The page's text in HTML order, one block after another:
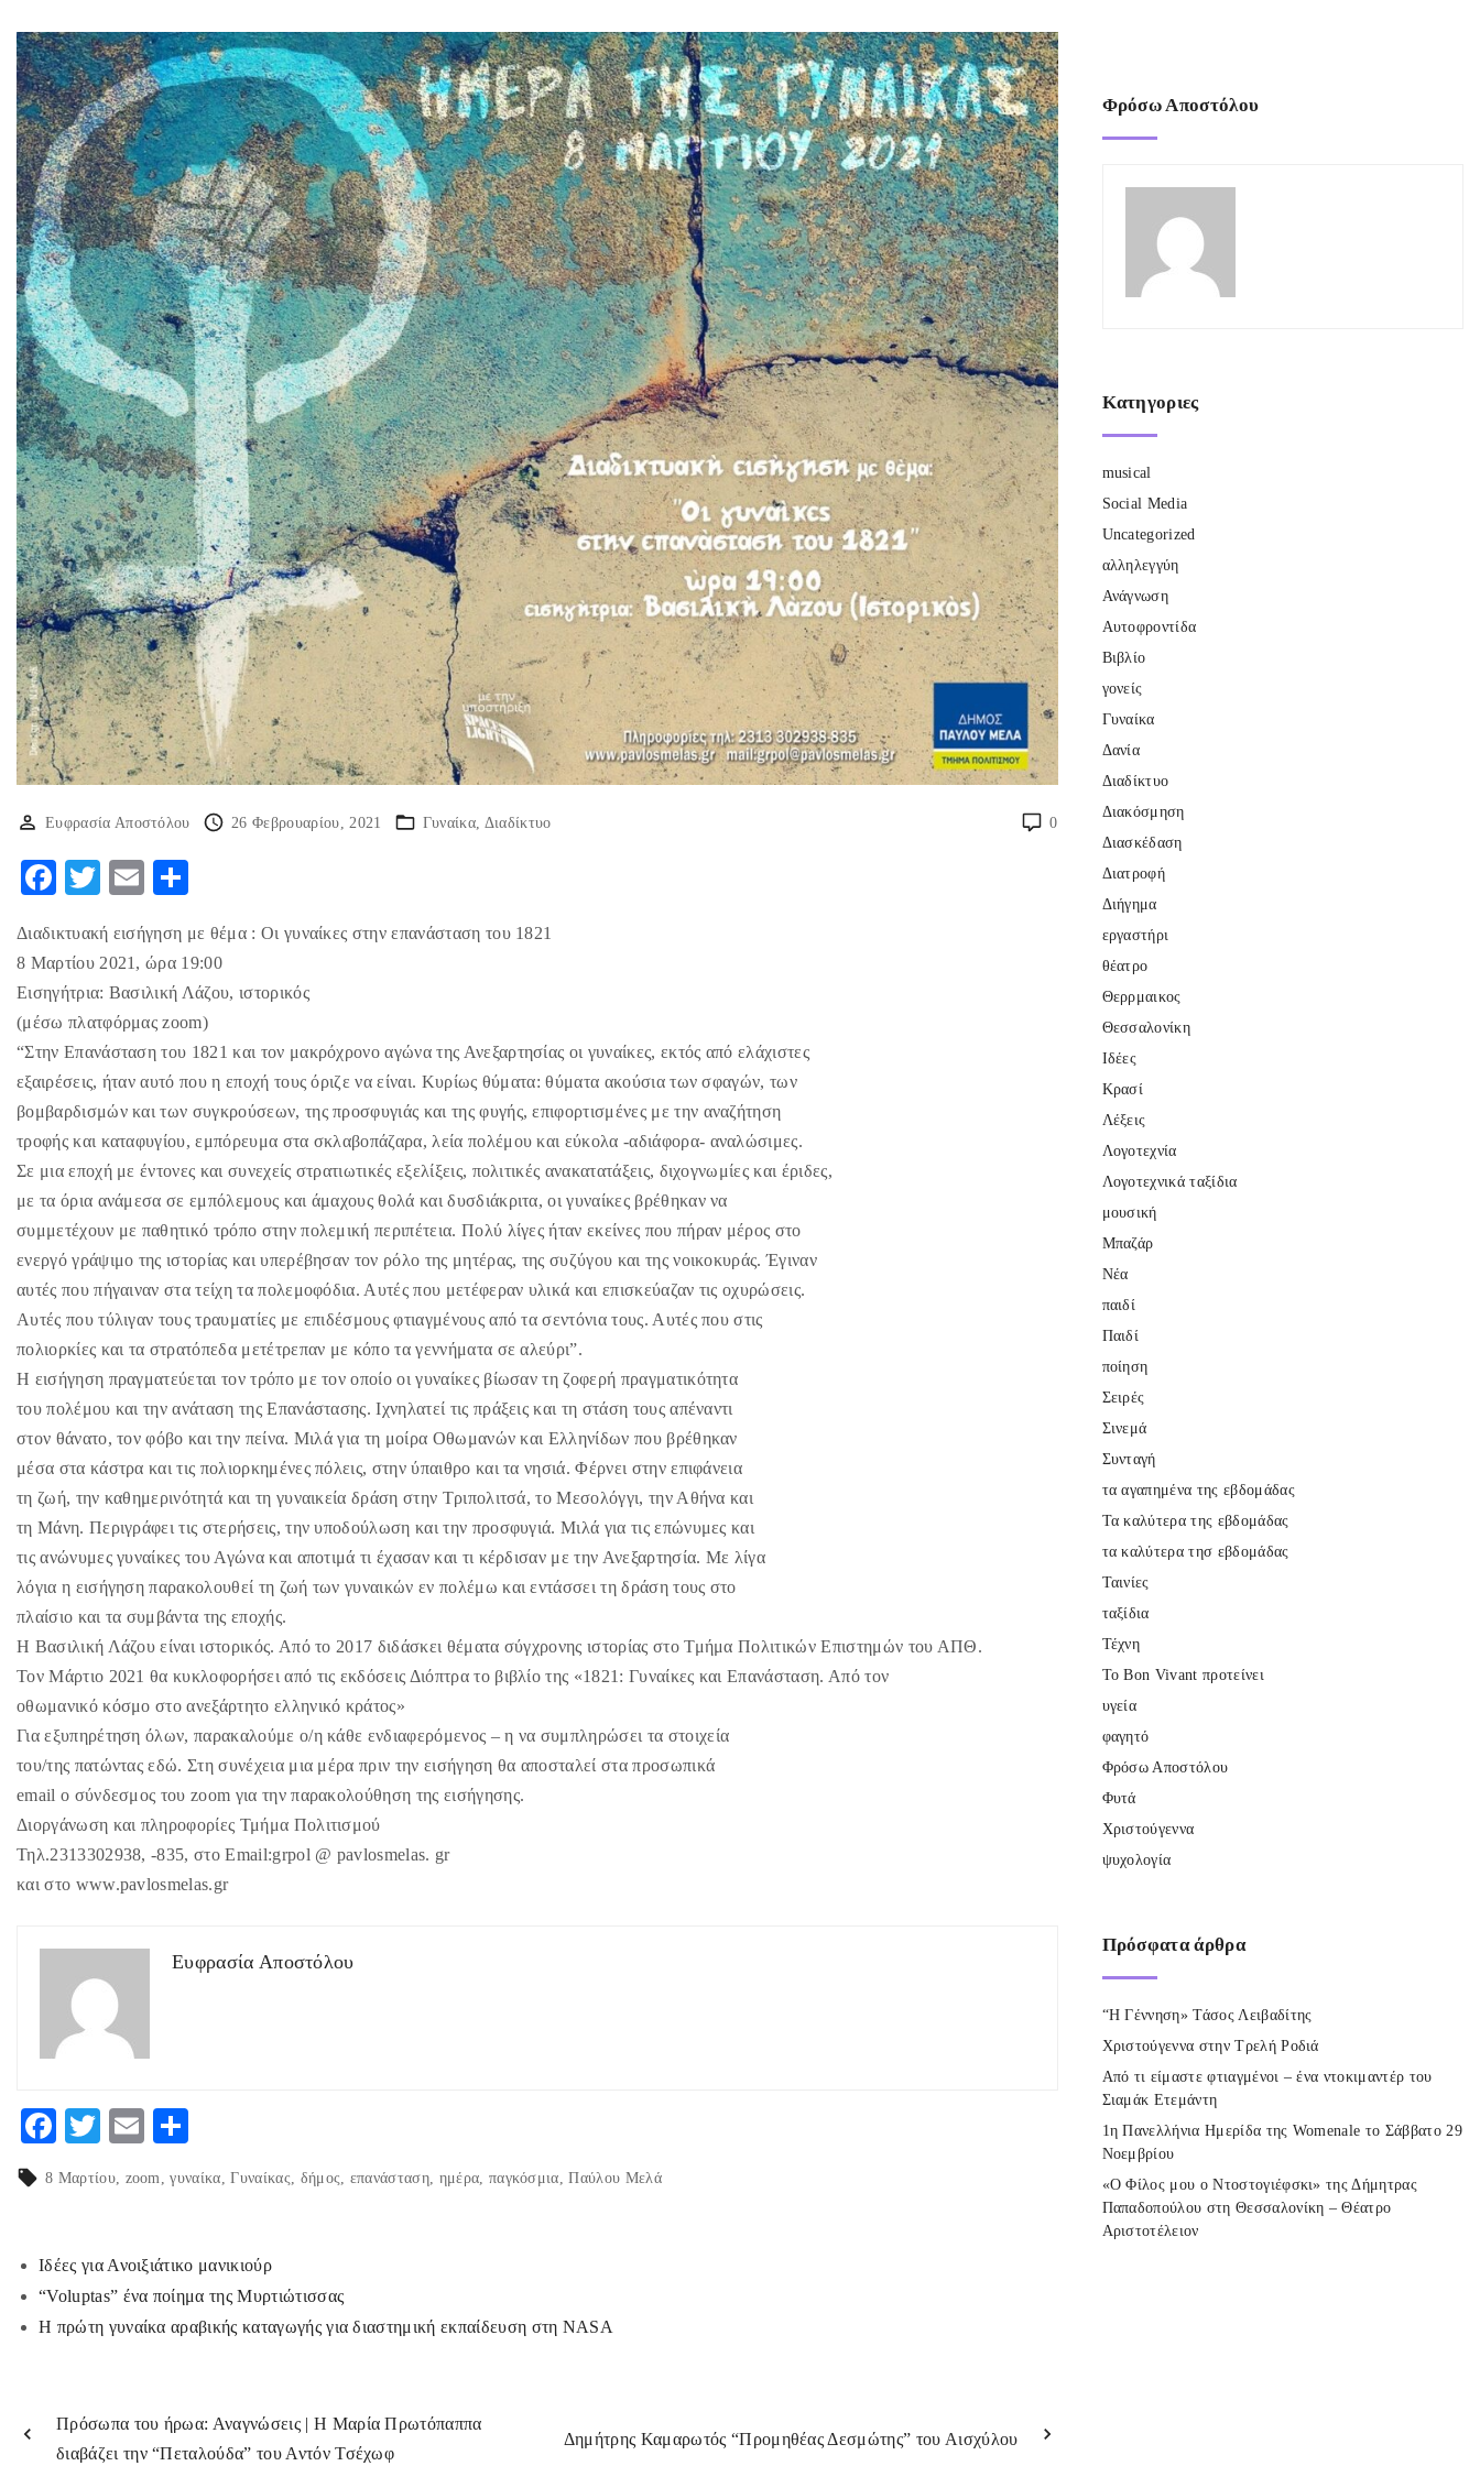
Ευφρασία Αποστόλου 26 Φεβρουαρίου, 2021 Γυναίκα Διαδίκτυο 0
F
eb
o
o
k
T
itt
er
E
ai
l
ρ
α
στ
εί
τε
Διαδικτυακή εισήγηση με θέμα : Οι γυναίκες στην επανάσταση του 1821
8 Μαρτίου 2021, ώρα 19:00
Εισηγήτρια: Βασιλική Λάζου, ιστορικός
(μέσω πλατφόρμας zoom)
“Στην Επανάσταση του 1821 και τον μακρόχρονο αγώνα της Ανεξαρτησίας οι γυναίκες, εκτός από ελάχιστες
εξαιρέσεις, ήταν αυτό που η εποχή τους όριζε να είναι. Κυρίως θύματα: θύματα ακούσια των σφαγών, των
βομβαρδισμών και των συγκρούσεων, της προσφυγιάς και της φυγής, επιφορτισμένες με την αναζήτηση
τροφής και καταφυγίου, εμπόρευμα στα σκλαβοπάζαρα, λεία πολέμου και εύκολα -αδιάφορα- αναλώσιμες.
Σε μια εποχή με έντονες και συνεχείς στρατιωτικές εξελίξεις, πολιτικές ανακατατάξεις, διχογνωμίες και έριδες,
με τα όρια ανάμεσα σε εμπόλεμους και άμαχους θολά και δυσδιάκριτα, οι γυναίκες βρέθηκαν να
συμμετέχουν με παθητικό τρόπο στην πολεμική περιπέτεια. Πολύ λίγες ήταν εκείνες που πήραν μέρος στο
ενεργό γράψιμο της ιστορίας και υπερέβησαν τον ρόλο της μητέρας, της συζύγου και της νοικοκυράς. Έγιναν
αυτές που πήγαιναν στα τείχη τα πολεμοφόδια. Αυτές που μετέφεραν υλικά και επισκεύαζαν τις οχυρώσεις.
Αυτές που τύλιγαν τους τραυματίες με επιδέσμους φτιαγμένους από τα σεντόνια τους. Αυτές που στις
πολιορκίες και τα στρατόπεδα μετέτρεπαν με κόπο τα γεννήματα σε αλεύρι”.
Η εισήγηση πραγματεύεται τον τρόπο με τον οποίο οι γυναίκες βίωσαν τη ζοφερή πραγματικότητα
του πολέμου και την ανάταση της Επανάστασης. Ιχνηλατεί τις πράξεις και τη στάση τους απέναντι
στον θάνατο, τον φόβο και την πείνα. Μιλά για τη μοίρα Οθωμανών και Ελληνίδων που βρέθηκαν
μέσα στα κάστρα και τις πολιορκημένες πόλεις, στην ύπαιθρο και τα νησιά. Φέρνει στην επιφάνεια
τη ζωή, την καθημερινότητά και τη γυναικεία δράση στην Τριπολιτσά, το Μεσολόγγι, την Αθήνα και
τη Μάνη. Περιγράφει τις στερήσεις, την υποδούλωση και την προσφυγιά. Μιλά για τις επώνυμες και
τις ανώνυμες γυναίκες του Αγώνα και αποτιμά τι έχασαν και τι κέρδισαν με την Ανεξαρτησία. Με λίγα
λόγια η εισήγηση παρακολουθεί τη ζωή των γυναικών εν πολέμω και εντάσσει τη δράση τους στo
πλαίσιο και τα συμβάντα της εποχής.
Η Βασιλική Λάζου είναι ιστορικός. Από το 2017 διδάσκει θέματα σύγχρονης ιστορίας στο Τμήμα Πολιτικών Επιστημών του ΑΠΘ.
Τον Μάρτιο 2021 θα κυκλοφορήσει από τις εκδόσεις Διόπτρα το βιβλίο της «1821: Γυναίκες και Επανάσταση. Από τον
οθωμανικό κόσμο στο ανεξάρτητο ελληνικό κράτος»
Για εξυπηρέτηση όλων, παρακαλούμε ο/η κάθε ενδιαφερόμενος – η να συμπληρώσει τα στοιχεία
του/της πατώντας εδώ. Στη συνέχεια μια μέρα πριν την εισήγηση θα αποσταλεί στα προσωπικά
email ο σύνδεσμος του zoom για την παρακολούθηση της εισήγησης.
Διοργάνωση και πληροφορίες Τμήμα Πολιτισμού
Τηλ.2313302938, -835, στο Email:grpol @ pavlosmelas. gr
και στο www.pavlosmelas.gr
Ευφρασία Αποστόλου
F
ac
eb
o
k
T
itt
E
ai
οι
ρ
στ
εί
τε
8 Μαρτίου zoom γυναίκα Γυναίκας δήμος επανάσταση ημέρα παγκόσμια Παύλου Μελά
Ιδέες για Ανοιξιάτικο μανικιούρ
“Voluptas” ένα ποίημα της Μυρτιώτισσας
Η πρώτη γυναίκα αραβικής καταγωγής για διαστημική εκπαίδευση στη NASA
Πρόσωπα του ήρωα: Αναγνώσεις | H Μαρία Πρωτόπαππα
διαβάζει την “Πεταλούδα” του Αντόν Τσέχωφ
Δημήτρης Καμαρωτός “Προμηθέας Δεσμώτης” του Αισχύλου
Φρόσω Αποστόλου
Κατηγοριες
musical
Social Media
Uncategorized
αλληλεγγύη
Ανάγνωση
Αυτοφροντίδα
Βιβλίο
γονείς
Γυναίκα
Δανία
Διαδίκτυο
Διακόσμηση
Διασκέδαση
Διατροφή
Διήγημα
εργαστήρι
θέατρο
Θερρμαικος
Θεσσαλονίκη
Ιδέες
Κρασί
Λέξεις
Λογοτεχνία
Λογοτεχνικά ταξίδια
μουσική
Μπαζάρ
Νέα
παιδί
Παιδί
ποίηση
Σειρές
Σινεμά
Συνταγή
τα αγαπημένα της εβδομάδας
Τα καλύτερα της εβδομάδας
τα καλύτερα τησ εβδομάδας
Ταινίες
ταξίδια
Τέχνη
Το Bon Vivant προτείνει
υγεία
φαγητό
Φρόσω Αποστόλου
Φυτά
Χριστούγεννα
ψυχολογία
Πρόσφατα άρθρα
“Η Γέννηση» Τάσος Λειβαδίτης
Χριστούγεννα στην Τρελή Ροδιά
Από τι είμαστε φτιαγμένοι – ένα ντοκιμαντέρ του
Σιαμάκ Ετεμάντη
1η Πανελλήνια Ημερίδα της Womenale το Σάββατο 29
Νοεμβρίου
«Ο Φίλος μου ο Ντοστογιέφσκι» της Δήμητρας
Παπαδοπούλου στη Θεσσαλονίκη – Θέατρο
Αριστοτέλειον